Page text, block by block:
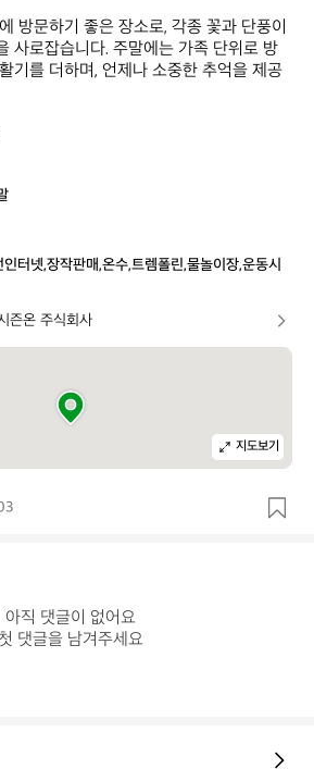
방문하기 좋은 장소로, 각종 꽃과 단풍이
사로잡습니다. 주말에는 가족 단위로 방
기를 더하며, 언제나 소중한 추억을 제공
터넷,장작판매,온수,트렘폴린,물놀이장,운동시
즌온 주식회사
지도보기
아직 댓글이 없어요
첫 댓글을 남겨주세요